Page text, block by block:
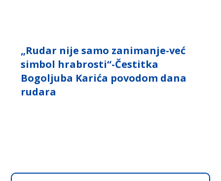
„Rudar nije samo zanimanje-već
simbol hrabrosti“-Čestitka
Bogoljuba Karića povodom dana
rudara